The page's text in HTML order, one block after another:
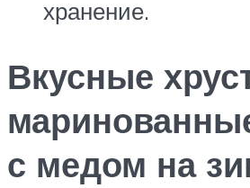
хранение.
Вкусные
с медом на